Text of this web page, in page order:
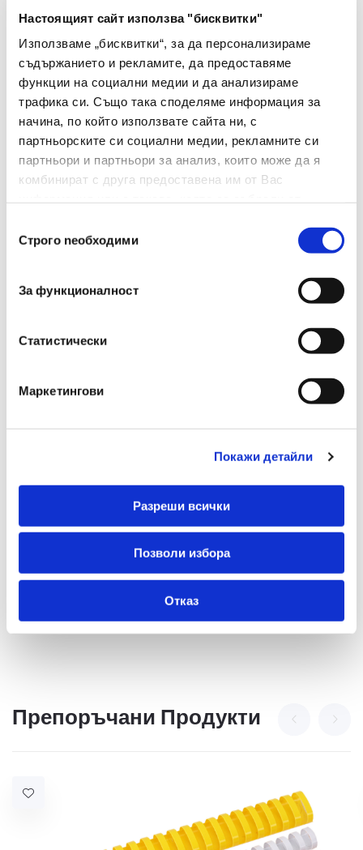
Настоящият сайт използва "бисквитки"
Използваме „бисквитки“, за да персонализираме
съдържанието и рекламите, да предоставяме
функции на социални медии и да анализираме
трафика си. Също така споделяме информация за
начина, по който използвате сайта ни, с
партньорските си социални медии, рекламните си
партньори и партньори за анализ, които може да я
комбинират с друга предоставена им от Вас
наСтрого nеобходими
За функционалност
Статистически
Маркетингови
Покажи детайли
Разреши всички
Позволи избора
Отказ
Тип Текст маркер
Тип На Мастилото Бързосъхнещо
Цвят На Мастилото
Цвят На Корпуса Син
Грип Зона Не
Сменяем Пълнител Не
Изтриваемо Мастило
Двувърх
Не
Подходящ За Деца Под
Препоръчани Продукти